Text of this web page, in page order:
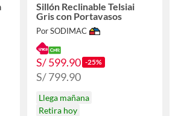
Sillón Reclinable Telsiai
Gris con Portavasos
Por SODIMAC
S/ 599.90 -25%
S/ 799.90
Llega mañana
Retira hoy